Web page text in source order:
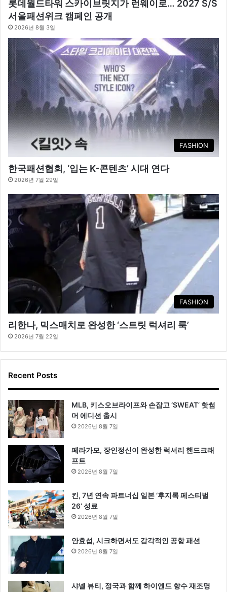
롯데월드타워 스카이브릿지가 런웨이로… 2027 S/S
서울패션위크 캠페인 공개
2026년 8월 3일
FASHION
한국패션협회, ‘입는 K-콘텐츠’ 시대 연다
2026년 7월 29일
FASHION
리한나, 믹스매치로 완성한 ‘스트릿 럭셔리 룩’
2026년 7월 22일
Recent Posts
MLB, 키스오브라이프와 손잡고 ‘SWEAT’ 핫썸
머 에디션 출시
2026년 8월 7일
페라가모, 장인정신이 완성한 럭셔리 핸드크래
프트
2026년 8월 7일
킨, 7년 연속 파트너십 일본 ‘후지록 페스티벌
26’ 성료
2026년 8월 7일
안효섭, 시크하면서도 감각적인 공항 패션
2026년 8월 7일
샤넬 뷰티, 정국과 함께 하이엔드 향수 재조명